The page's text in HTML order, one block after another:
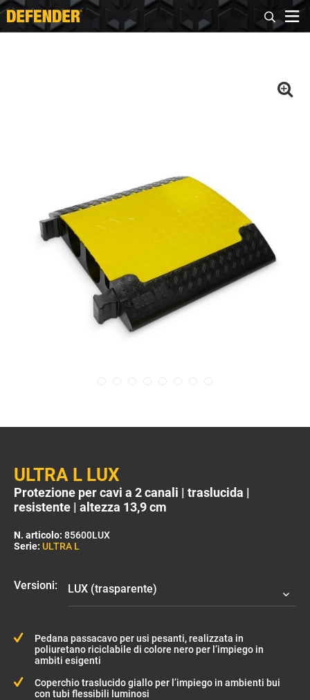
ULTRA L LUX
Protezione per cavi a 2 canali | traslucida |
resistente | altezza 13,9 cm
N. articolo: 85600LUX
Serie: ULTRA L
Versioni:
Pedana passacavo per usi pesanti, realizzata in
poliuretano riciclabile di colore nero per l’impiego in
ambiti esigenti
Coperchio traslucido giallo per l’impiego in ambienti bui
con tubi flessibili luminosi